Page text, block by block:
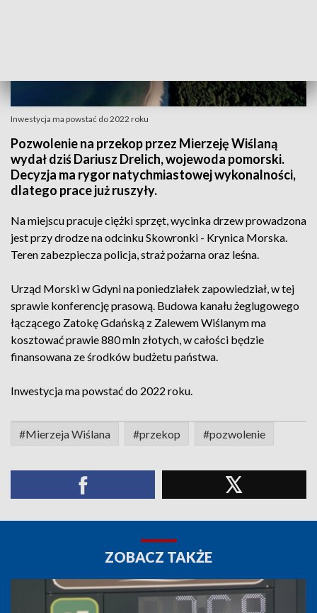
Inwestycja ma powstać do 2022 roku
Pozwolenie na przekop przez Mierzeję Wiślaną
wydał dziś Dariusz Drelich, wojewoda pomorski.
Decyzja ma rygor natychmiastowej wykonalności,
dlatego prace już ruszyły.
Na miejscu pracuje ciężki sprzęt, wycinka drzew prowadzona
jest przy drodze na odcinku Skowronki - Krynica Morska.
Teren zabezpiecza policja, straż pożarna oraz leśna.
Urząd Morski w Gdyni na poniedziałek zapowiedział, w tej
sprawie konferencję prasową. Budowa kanału żeglugowego
łączącego Zatokę Gdańską z Zalewem Wiślanym ma
kosztować prawie 880 mln złotych, w całości będzie
finansowana ze środków budżetu państwa.
Inwestycja ma powstać do 2022 roku.
#Mierzeja Wiślana #przekop #pozwolenie
ZOBACZ TAKŻE